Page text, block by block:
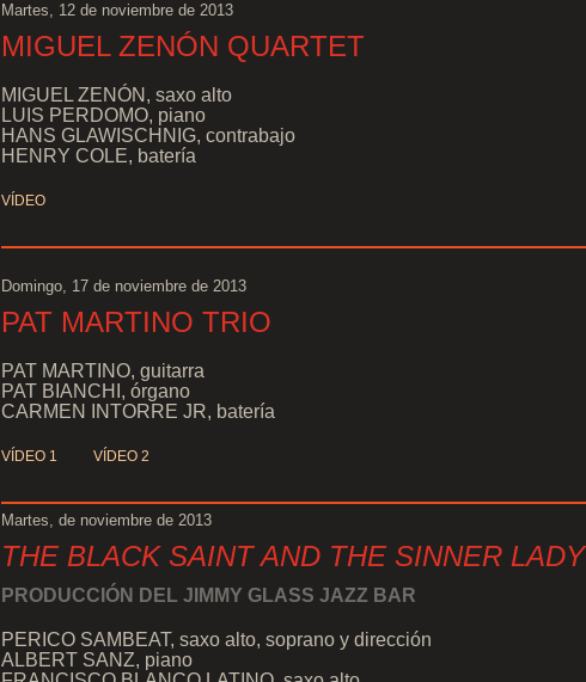
Martes, 12 de noviembre de 2013
MIGUEL ZENÓN QUARTET
MIGUEL ZENÓN, saxo alto
LUIS PERDOMO, piano
HANS GLAWISCHNIG, contrabajo
HENRY COLE, batería
VÍDEO
Domingo, 17 de noviembre de 2013
PAT MARTINO TRIO
PAT MARTINO, guitarra
PAT BIANCHI, órgano
CARMEN INTORRE JR, batería
VÍDEO 1 VÍDEO 2
Martes, de noviembre de 2013
THE BLACK SAINT AND THE SINNER LADY
PRODUCCIÓN DEL JIMMY GLASS JAZZ BAR
PERICO SAMBEAT, saxo alto, soprano y dirección
ALBERT SANZ, piano